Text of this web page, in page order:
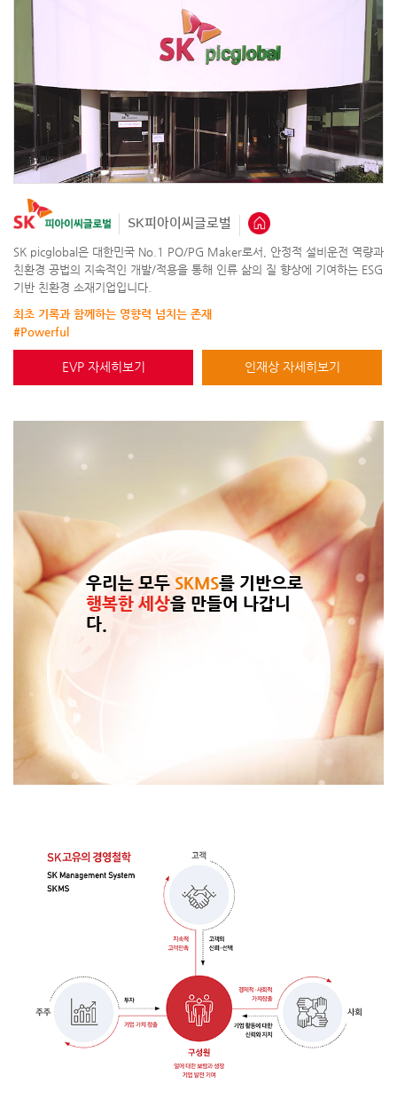
SK피아이씨글로벌
SK picglobal은 대한민국 No.1 PO/PG Maker로서, 안정적 설비운전 역량과
친환경 공법의 지속적인 개발/적용을 통해 인류 삶의 질 향상에 기여하는 ESG
기반 친환경 소재기업입니다.
최초 기록과 함께하는 영향력 넘치는 존재
#Powerful
EVP 자세히보기 인재상 자세히보기
우리는 모두 SKMS를 기반으로
행복한 세상을 만들어 나갑니
다.